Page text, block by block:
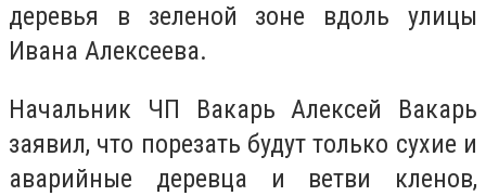
деревья в зеленой зоне вдоль улицы
Ивана Алексеева.
Начальник ЧП Вакарь Алексей Вакарь
заявил, что порезать будут только сухие и
аварийные деревца и ветви кленов,